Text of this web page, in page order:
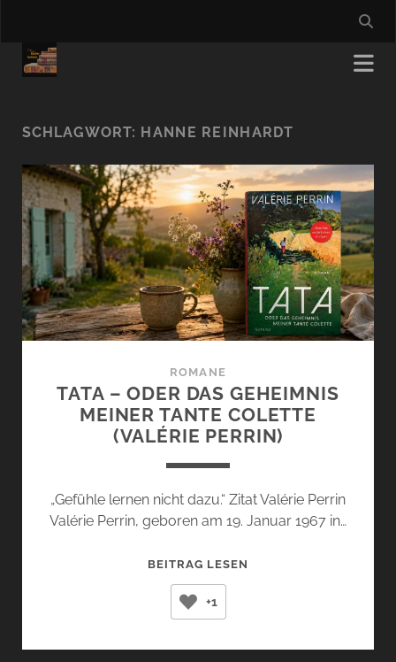
SCHLAGWORT: HANNE REINHARDT
ROMANE
TATA – ODER DAS GEHEIMNIS
MEINER TANTE COLETTE
(VALÉRIE PERRIN)
„Gefühle lernen nicht dazu.“ Zitat Valérie Perrin
Valérie Perrin, geboren am 19. Januar 1967 in…
BEITRAG LESEN
GEHEIMNIS
+1